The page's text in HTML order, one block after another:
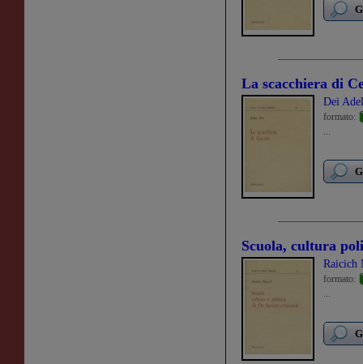
La scacchiera di
Dei
formato:
...
Scuola, cultura
Raicich
formato:
...